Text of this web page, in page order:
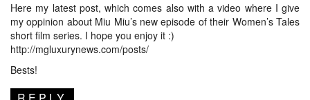
Here my latest post, which comes also with a video where I give
my oppinion about Miu Miu’s new episode of their Women’s Tales
short film series. I hope you enjoy it :)
http://mgluxurynews.com/posts/
Bests!